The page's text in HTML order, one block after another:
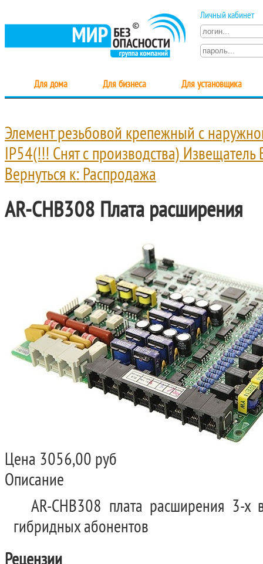
Личный кабинет
Для дома Для бизнеса Для установщика
Элемент резьбовой крепежный с
IP54(!!! Снят с производства)
Вернуться к: Распродажа
AR-CHB308 Плата расширения
Цена 3056,00 руб
Описание
AR-CHB308 плата расширения 3-
гибридных абонентов